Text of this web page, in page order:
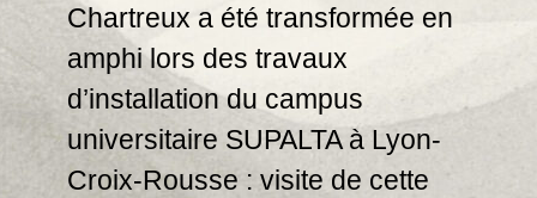
Chartreux a été transformée en
amphi lors des travaux
d’installation du campus
universitaire SUPALTA à Lyon-
Croix-Rousse : visite de cette